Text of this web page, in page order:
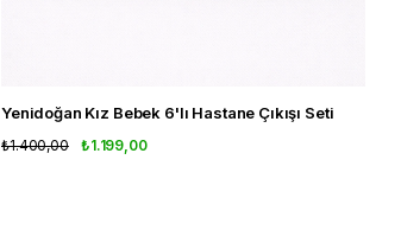
Yenidoğan Kız Bebek 6'lı Hastane Çıkışı Seti
₺1.199,00
₺1.400,00